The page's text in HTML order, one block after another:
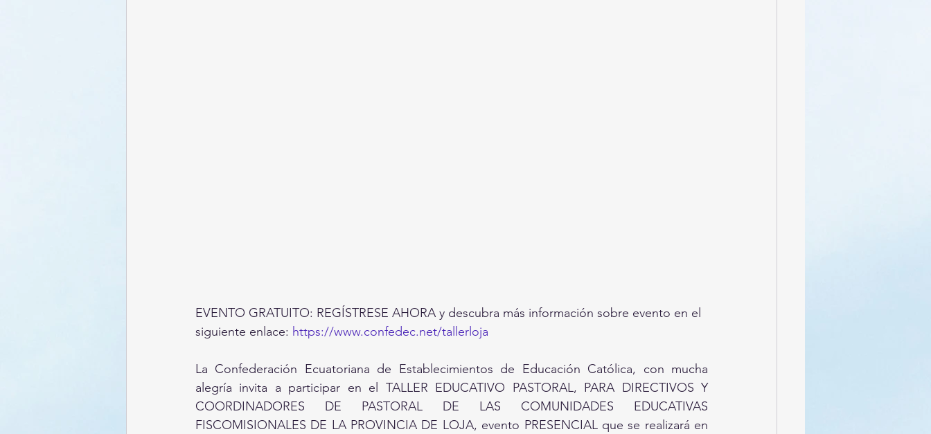
EVENTO GRATUITO: REGÍSTRESE AHORA y descubra más información sobre evento en el
siguiente enlace: https://www.confedec.net/tallerloja
La Confederación Ecuatoriana de Establecimientos de Educación Católica, con mucha
alegría invita a participar en el TALLER EDUCATIVO PASTORAL, PARA DIRECTIVOS Y
COORDINADORES DE PASTORAL DE LAS COMUNIDADES EDUCATIVAS
FISCOMISIONALES DE LA PROVINCIA DE LOJA, evento PRESENCIAL que se realizará en